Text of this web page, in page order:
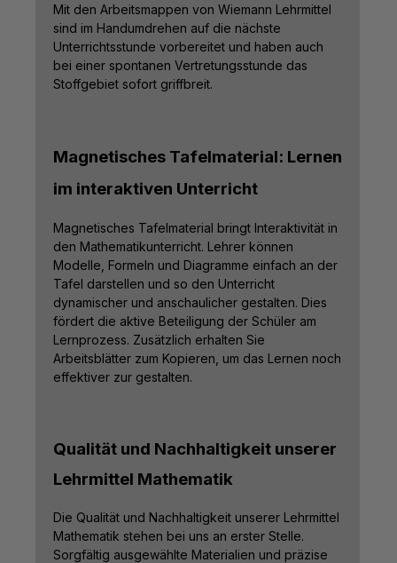
Mit den Arbeitsmappen von Wiemann Lehrmittel
sind im Handumdrehen auf die nächste
Unterrichtsstunde vorbereitet und haben auch
bei einer spontanen Vertretungsstunde das
Stoffgebiet sofort griffbreit.
Magnetisches Tafelmaterial: Lernen
im interaktiven Unterricht
Magnetisches Tafelmaterial bringt Interaktivität in
den Mathematikunterricht. Lehrer können
Modelle, Formeln und Diagramme einfach an der
Tafel darstellen und so den Unterricht
dynamischer und anschaulicher gestalten. Dies
fördert die aktive Beteiligung der Schüler am
Lernprozess. Zusätzlich erhalten Sie
Arbeitsblätter zum Kopieren, um das Lernen noch
effektiver zur gestalten.
Qualität und Nachhaltigkeit unserer
Lehrmittel Mathematik
Die Qualität und Nachhaltigkeit unserer Lehrmittel
Mathematik stehen bei uns an erster Stelle.
Sorgfältig ausgewählte Materialien und präzise